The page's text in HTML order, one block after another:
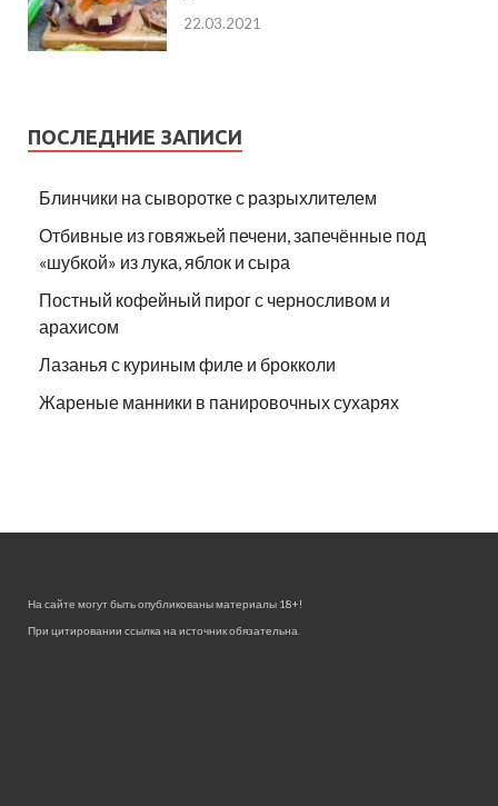
22.03.2021
ПОСЛЕДНИЕ ЗАПИСИ
Блинчики на сыворотке с разрыхлителем
Отбивные из говяжьей печени, запечённые под
«шубкой» из лука, яблок и сыра
Постный кофейный пирог с черносливом и
арахисом
Лазанья с куриным филе и брокколи
Жареные манники в панировочных сухарях
На сайте могут быть опубликованы материалы 18+!
При цитировании ссылка на источник обязательна.